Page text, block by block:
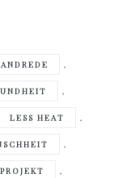
,
,
LESS HEAT ,
,
PROJEKT ,